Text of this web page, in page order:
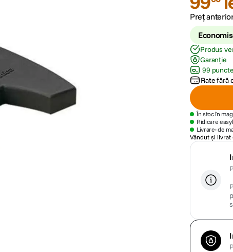
Preț
Produs
Garanție
99
Rate fără
În stoc în
Ridicare
Livrare: de
Vândut și livrat